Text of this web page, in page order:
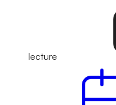
lecture